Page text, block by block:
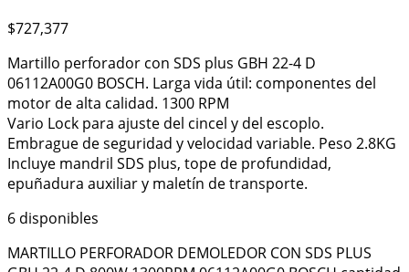
$727,377
Martillo perforador con SDS plus GBH 22-4 D
06112A00G0 BOSCH. Larga vida útil: componentes del
motor de alta calidad. 1300 RPM
Vario Lock para ajuste del cincel y del escoplo.
Embrague de seguridad y velocidad variable. Peso 2.8KG
Incluye mandril SDS plus, tope de profundidad,
epuñadura auxiliar y maletín de transporte.
6 disponibles
MARTILLO PERFORADOR DEMOLEDOR CON SDS PLUS